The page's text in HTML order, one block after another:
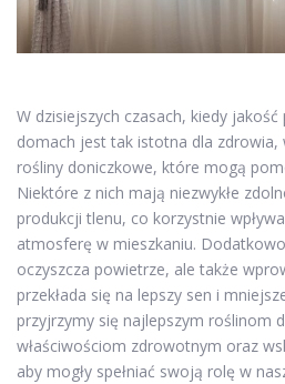
W dzisiejszych czasach, kiedy
domach jest tak istotna dla
rośliny doniczkowe, które mogą
Niektóre z nich mają niezwykłe
produkcji tlenu, co korzystnie
atmosferę w mieszkaniu.
oczyszcza powietrze, ale także
przekłada się na lepszy sen i
przyjrzymy się najlepszym roślinom
właściwościom zdrowotnym oraz
aby mogły spełniać swoją rolę w